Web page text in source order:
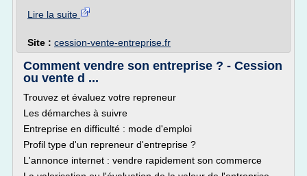
Lire la suite
Site : cession-vente-entreprise.fr
Comment vendre son entreprise ? - Cession
ou vente d ...
Trouvez et évaluez votre repreneur
Les démarches à suivre
Entreprise en difficulté : mode d'emploi
Profil type d'un repreneur d'entreprise ?
L'annonce internet : vendre rapidement son commerce